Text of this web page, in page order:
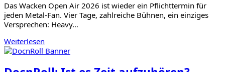
Das Wacken Open Air 2026 ist wieder ein Pflichttermin für
jeden Metal-Fan. Vier Tage, zahlreiche Bühnen, ein einziges
Versprechen: Heavy…
Weiterlesen